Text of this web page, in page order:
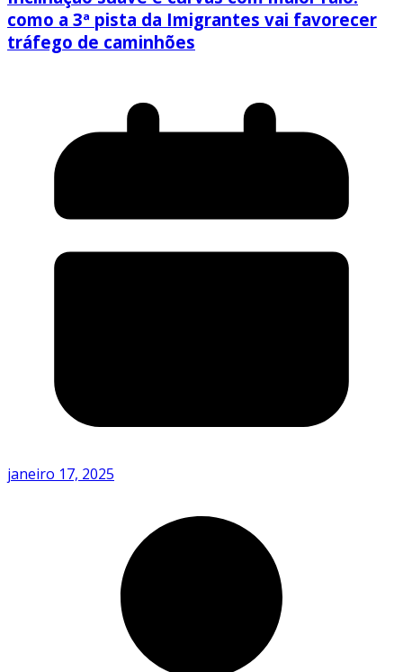
como a 3ª pista da Imigrantes vai favorecer
tráfego de caminhões
janeiro 17, 2025